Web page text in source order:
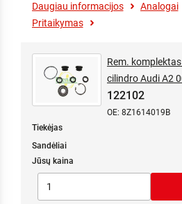
Daugiau informacijos Analogai
Pritaikymas
Rem.
cilindro Audi A2
122102
OE: 8Z1614019B
Tiekėjas
Sandėliai
Jūsų kaina